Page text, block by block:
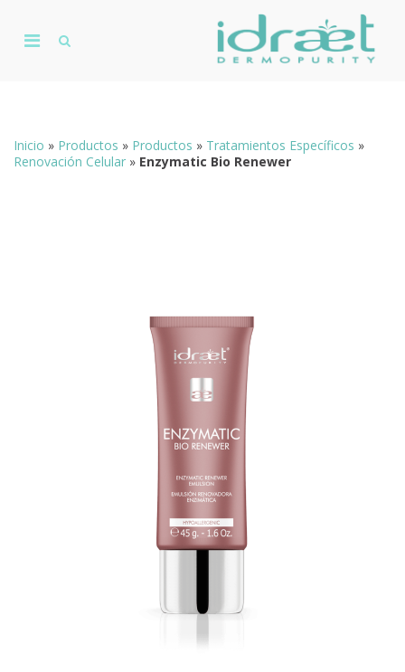
contentPrimary
Show
Inicio » Productos » Productos » Tratamientos Específicos »
Renovación Celular » Enzymatic Bio Renewer